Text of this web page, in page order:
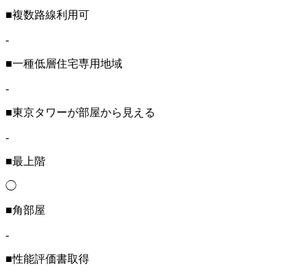
■複数路線利用可
-
■一種低層住宅専用地域
-
■東京タワーが部屋から見える
-
■最上階
◯
■角部屋
-
■性能評価書取得